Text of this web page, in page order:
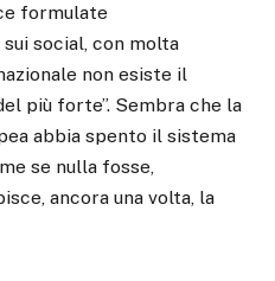
formulate
social, con molta
non esiste il
più forte”. Sembra che la
abbia spento il sistema
se nulla fosse,
ancora una volta, la